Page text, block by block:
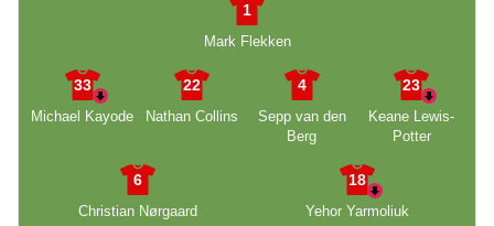
1
Mark Flekken
33
Michael Kayode
22
Nathan Collins
4
Sepp van den
Berg
23
Keane Lewis-
Potter
6
Christian Nørgaard
18
Yehor Yarmoliuk